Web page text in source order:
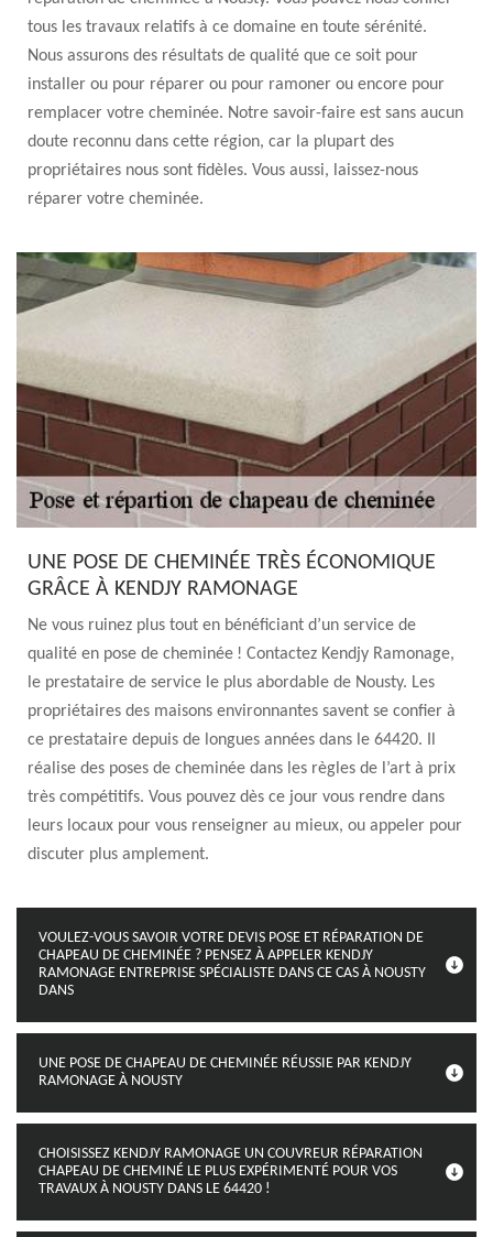
tous les travaux relatifs à ce domaine en toute sérénité.
Nous assurons des résultats de qualité que ce soit pour
installer ou pour réparer ou pour ramoner ou encore pour
remplacer votre cheminée. Notre savoir-faire est sans aucun
doute reconnu dans cette région, car la plupart des
propriétaires nous sont fidèles. Vous aussi, laissez-nous
réparer votre cheminée.
UNE POSE DE CHEMINÉE TRÈS ÉCONOMIQUE
GRÂCE À KENDJY RAMONAGE
Ne vous ruinez plus tout en bénéficiant d’un service de
qualité en pose de cheminée ! Contactez Kendjy Ramonage,
le prestataire de service le plus abordable de Nousty. Les
propriétaires des maisons environnantes savent se confier à
ce prestataire depuis de longues années dans le 64420. Il
réalise des poses de cheminée dans les règles de l’art à prix
très compétitifs. Vous pouvez dès ce jour vous rendre dans
leurs locaux pour vous renseigner au mieux, ou appeler pour
discuter plus amplement.
VOULEZ-VOUS SAVOIR VOTRE DEVIS POSE ET RÉPARATION DE
CHAPEAU DE CHEMINÉE ? PENSEZ À APPELER KENDJY
RAMONAGE ENTREPRISE SPÉCIALISTE DANS CE CAS À NOUSTY
DANS
UNE POSE DE CHAPEAU DE CHEMINÉE RÉUSSIE PAR KENDJY
RAMONAGE À NOUSTY
CHOISISSEZ KENDJY RAMONAGE UN COUVREUR RÉPARATION
CHAPEAU DE CHEMINÉ LE PLUS EXPÉRIMENTÉ POUR VOS
TRAVAUX À NOUSTY DANS LE 64420 !